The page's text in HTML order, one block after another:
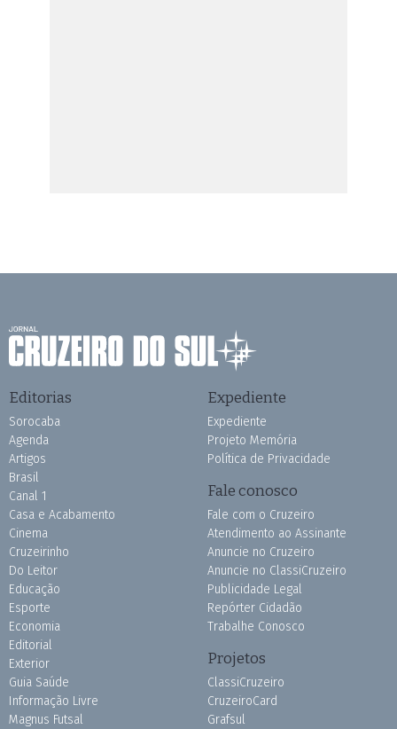
Editorias
Sorocaba
Agenda
Artigos
Brasil
Canal 1
Casa e Acabamento
Cinema
Cruzeirinho
Do Leitor
Educação
Esporte
Economia
Editorial
Exterior
Guia Saúde
Informação Livre
Magnus Futsal
Expediente
Expediente
Projeto Memória
Política de Privacidade
Fale conosco
Fale com o Cruzeiro
Atendimento ao Assinante
Anuncie no Cruzeiro
Anuncie no ClassiCruzeiro
Publicidade Legal
Repórter Cidadão
Trabalhe Conosco
Projetos
ClassiCruzeiro
CruzeiroCard
Grafsul